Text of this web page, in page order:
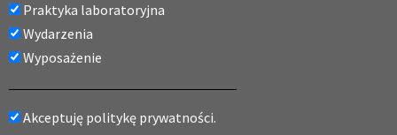
Praktyka laboratoryjna
Wydarzenia
Wyposażenie
Akceptuję politykę prywatności.